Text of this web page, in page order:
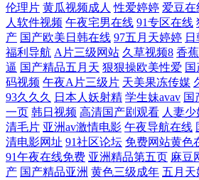
碰人操 黑丝黄色91久久 男人社区天堂 色色92
精品久久97 美女的胸18禁 综合大香蕉伊人 男
91系列在线 福利社黄色 久热精品在线 色五月
逼网站三级 青青艹Av 影音先锋变太累别 超碰
大片在线播放 肏屄视频福利 国产色在线看精品
伦理片 黄瓜视频成人 性爱婷婷 爱豆在
人软件视频 午夜宅男在线 91专区在线
产 国产欧美日韩在线 97五月天婷婷
福利导航 A片三级网站 久草视频8 香
逼 国产精品五月天 狠狠操欧美性爱
码视频 午夜A片三级片 天美果冻传媒
93久久久
日本人妖射精 学生妹avav 国
一页 韩日视频 高清国产剧观看 人妻
清毛片 亚洲av激情电影 午夜导航在线
清电影网址 91社区论坛 免费网站黄色
91午夜在线免费 亚洲精品第五页 麻豆
产 国产精品亚洲 黄色三级成年 五月天